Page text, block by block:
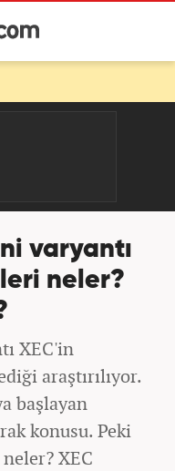
varyantı
neler?
XEC'in
araştırılıyor.
başlayan
konusu. Peki
XEC